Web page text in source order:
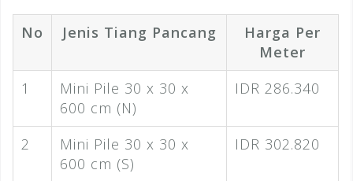
No Jenis Tiang Pancang
Harga Per
Meter
1
Mini Pile 30 x 30 x
600 cm (N)
IDR 286.340
2
Mini Pile 30 x 30 x
600 cm (S)
IDR 302.820